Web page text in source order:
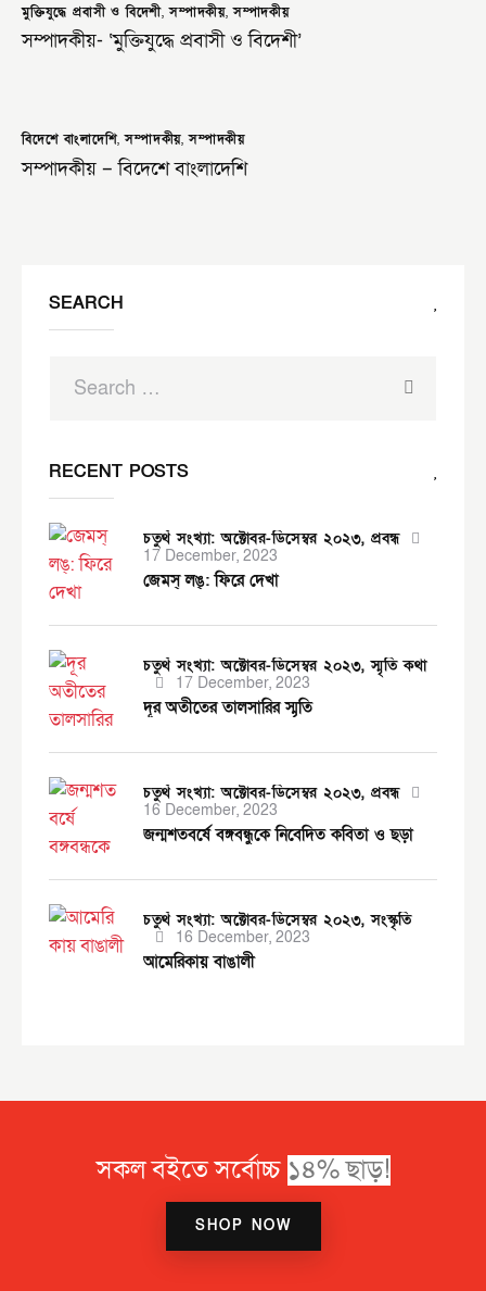
মুক্তিযুদ্ধে প্রবাসী ও বিদেশী,সম্পাদকীয়,সম্পাদকীয়
সম্পাদকীয়- ‘মুক্তিযুদ্ধে প্রবাসী ও বিদেশী’
বিদেশে বাংলাদেশি,সম্পাদকীয়,সম্পাদকীয়
সম্পাদকীয় – বিদেশে বাংলাদেশি
SEARCH
RECENT POSTS
চতুর্থ সংখ্যা: অক্টোবর-ডিসেম্বর ২০২৩, প্রবন্ধ
17 December, 2023
জেমস্ লঙ্: ফিরে দেখা
চতুর্থ সংখ্যা: অক্টোবর-ডিসেম্বর ২০২৩,স্মৃতি কথা
17 December, 2023
দূর অতীতের তালসারির স্মৃতি
চতুর্থ সংখ্যা: অক্টোবর-ডিসেম্বর ২০২৩, প্রবন্ধ
16 December, 2023
জন্মশতবর্ষে বঙ্গবন্ধুকে নিবেদিত কবিতা ও ছড়া
চতুর্থ সংখ্যা: অক্টোবর-ডিসেম্বর ২০২৩,সংস্কৃতি
16 December, 2023
আমেরিকায় বাঙালী
সকল বইতে সর্বোচ্চ
SHOP NOW